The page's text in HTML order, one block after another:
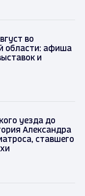
во
области: афиша
и
уезда до
Александра
ставшего